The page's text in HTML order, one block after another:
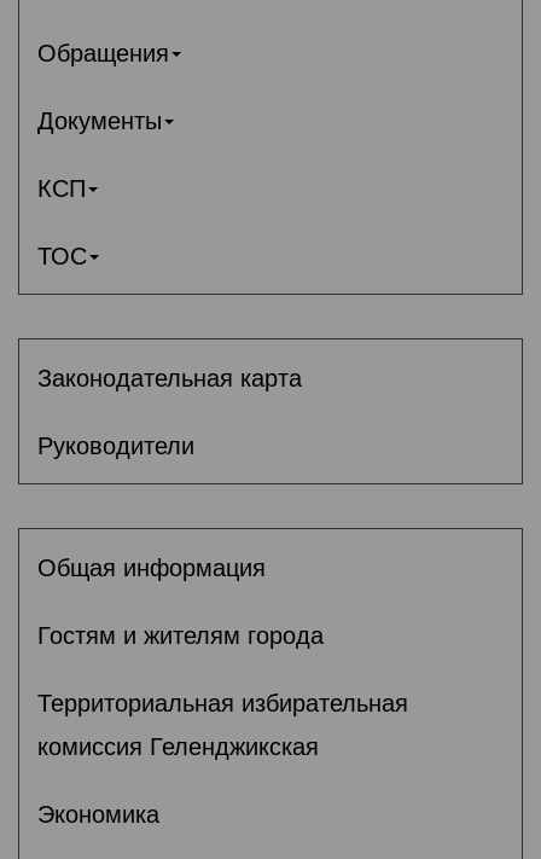
Обращения
Документы
КСП
ТОС
Законодательная карта
Руководители
Общая информация
Гостям и жителям города
Территориальная избирательная
комиссия Геленджикcкая
Экономика